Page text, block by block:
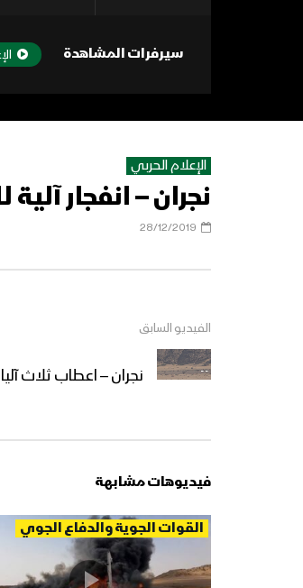
سيرفرات المشاهدة
الإعلام الحربي
نجران – انفجار
28/12/2019
الفيديو السابق
نجران – اعطاب ثلاث
فيديوهات مشابهة
القوات الجوية والدفاع الجوي